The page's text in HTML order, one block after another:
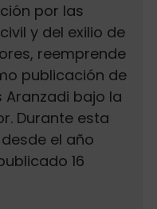
por las
y del exilio de
reemprende
publicación de
Aranzadi bajo la
Durante esta
el año
16